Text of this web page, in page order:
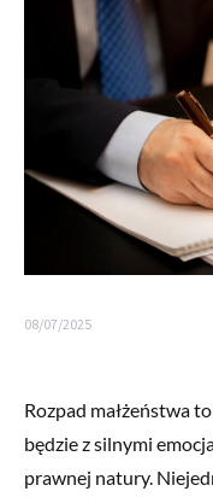
08/07/2025
Rozpad małżeństwa
będzie z silnymi
prawnej natury.